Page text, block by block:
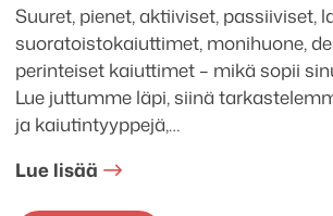
Suuret, pienet, aktiiviset, passiiviset,
suoratoistokaiuttimet, monihuone,
perinteiset kaiuttimet – mikä sopii
Lue juttumme läpi, siinä
ja kaiutintyyppejä,…
Lue lisää